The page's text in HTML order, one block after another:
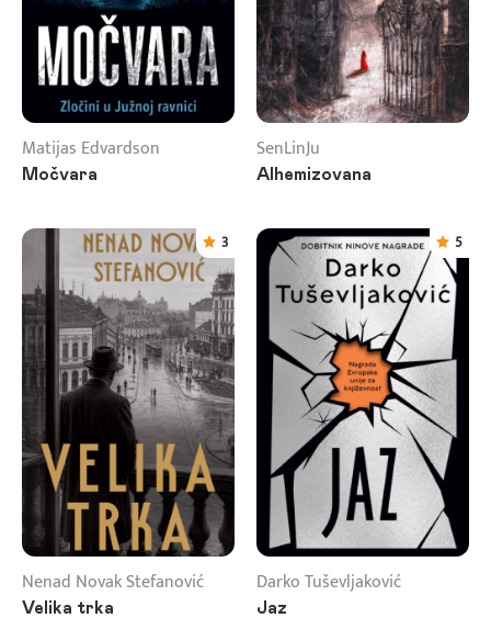
Matijas Edvardson
Močvara
SenLinJu
Alhemizovana
3
Nenad Novak Stefanović
Velika trka
5
Darko Tuševljaković
Jaz